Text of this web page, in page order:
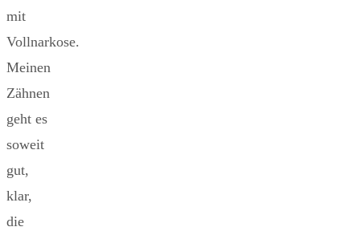
mit
Vollnarkose.
Meinen
Zähnen
geht es
soweit
gut,
klar,
die